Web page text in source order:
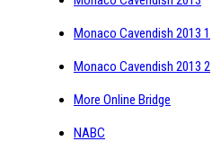
Monaco Cavendish 2013 1
Monaco Cavendish 2013 2
More Online Bridge
NABC